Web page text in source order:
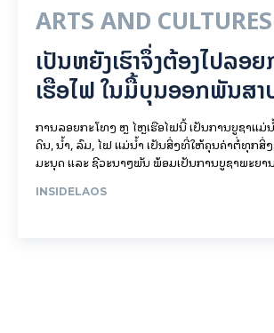
ARTS AND CULTURES
ເປັນ​ຫຍັງ​ເຮົາ​ຈຶ່ງ​ຕ້ອງ​ໄປລອຍ​
ເຮືອ​ໄຟ ໃນ​ມື້​​ບຸນ​ອອກ​ພັນ​ສາ​
ການລອຍ​ກະ​ໂທງ ຫຼື ໄຫຼເຮືອໄຟນີ້ ເປັນການບູຊາແມ່
ດິນ, ນໍ້າ, ລົມ, ໄຟ ແມ່ນໍ້າ ເປັນສິ່ງທີ່ໃຫ້ຄຸນຄ່າຕໍ່ທຸກສິ່
ມະນຸດ ແລະ ຊີວະນາໆພັນ ພ້ອມເປັນການບູຊາພະຍາ
INSIDELAOS